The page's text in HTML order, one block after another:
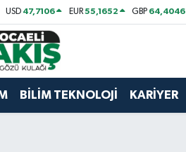
USD 47,7106 EUR55,1652 GBP 64,4046
BİLİM TEKNOLOJİ KARİYER